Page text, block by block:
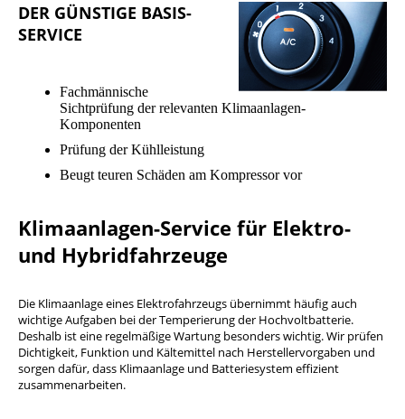
DER GÜNSTIGE BASIS-
SERVICE
Fachmännische
Sichtprüfung der relevanten Klimaanlagen-
Komponenten
Prüfung der Kühlleistung
Beugt teuren Schäden am Kompressor vor
Klimaanlagen-Service für Elektro-
und Hybridfahrzeuge
Die Klimaanlage eines Elektrofahrzeugs übernimmt häufig auch
wichtige Aufgaben bei der Temperierung der Hochvoltbatterie.
Deshalb ist eine regelmäßige Wartung besonders wichtig. Wir prüfen
Dichtigkeit, Funktion und Kältemittel nach Herstellervorgaben und
sorgen dafür, dass Klimaanlage und Batteriesystem effizient
zusammenarbeiten.